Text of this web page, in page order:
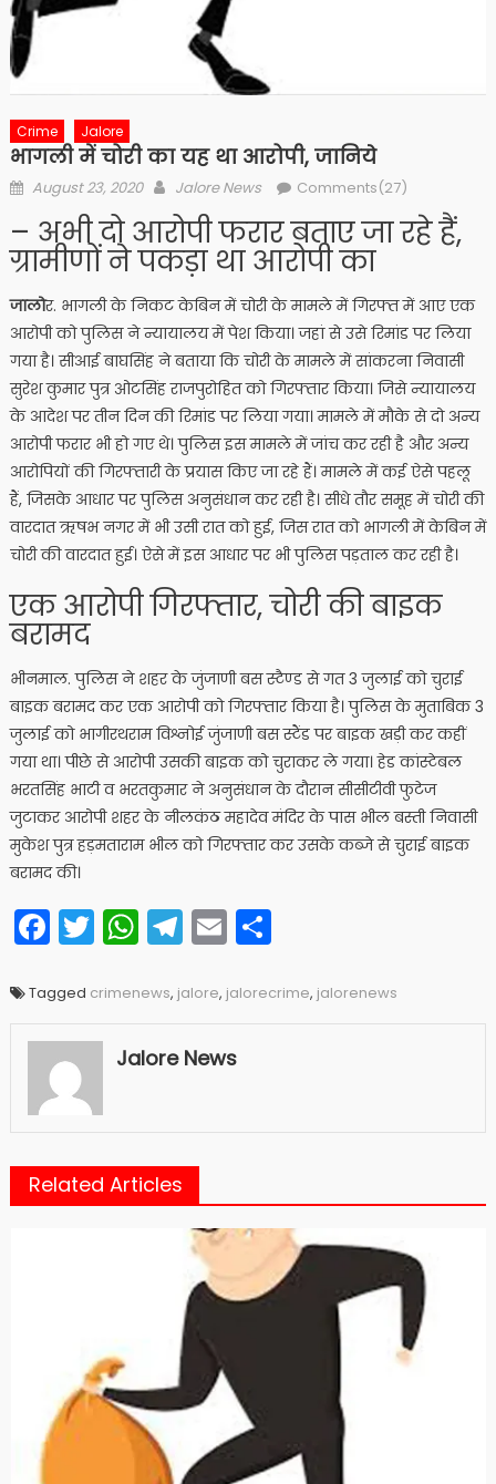
Crime Jalore
भागली में चोरी का यह था आरोपी, जानिये
Posted
August 23, 2020 Author
Jalore News Comments(27)
– अभी दो आरोपी फरार बताए जा रहे हैं,
ग्रामीणों ने पकड़ा था आरोपी का
जालोर. भागली के निकट केबिन में चोरी के मामले में गिरफ्त में आए एक
आरोपी को पुलिस ने न्यायालय में पेश किया। जहां से उसे रिमांड पर लिया
गया है। सीआई बाघसिंह ने बताया कि चोरी के मामले में सांकरना निवासी
सुरेश कुमार पुत्र ओटसिंह राजपुरोहित को गिरफ्तार किया। जिसे न्यायालय
के आदेश पर तीन दिन की रिमांड पर लिया गया। मामले में मौके से दो अन्य
आरोपी फरार भी हो गए थे। पुलिस इस मामले में जांच कर रही है और अन्य
आरोपियों की गिरफ्तारी के प्रयास किए जा रहे हैं। मामले में कई ऐसे पहलू
हैं, जिसके आधार पर पुलिस अनुसंधान कर रही है। सीधे तौर समूह में चोरी की
वारदात ऋषभ नगर में भी उसी रात को हुई, जिस रात को भागली में केबिन में
चोरी की वारदात हुई। ऐसे में इस आधार पर भी पुलिस पड़ताल कर रही है।
एक आरोपी गिरफ्तार, चोरी की बाइक
बरामद
भीनमाल. पुलिस ने शहर के जुंजाणी बस स्टैण्ड से गत 3 जुलाई को चुराई
बाइक बरामद कर एक आरोपी को गिरफ्तार किया है। पुलिस के मुताबिक 3
जुलाई को भागीरथराम विश्नोई जुंजाणी बस स्टैंड पर बाइक खड़ी कर कहीं
गया था। पीछे से आरोपी उसकी बाइक को चुराकर ले गया। हेड कांस्टेबल
भरतसिंह भाटी व भरतकुमार ने अनुसंधान के दौरान सीसीटीवी फुटेज
जुटाकर आरोपी शहर के नीलकंठ महादेव मंदिर के पास भील बस्ती निवासी
मुकेश पुत्र हड़मताराम भील को गिरफ्तार कर उसके कब्जे से चुराई बाइक
बरामद की।
Facebook
Twitter
WhatsApp
Telegram
EmailShare
Tagged crimenews, jalore, jalorecrime, jalorenews
Jalore News
Related Articles